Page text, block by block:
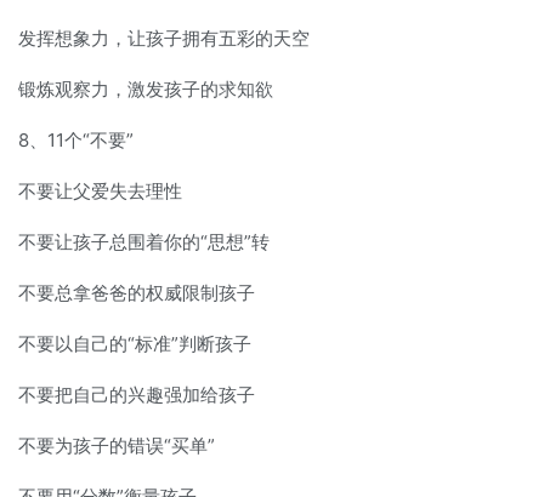
发挥想象力，让孩子拥有五彩的天空
锻炼观察力，激发孩子的求知欲
8、11个“不要”
不要让父爱失去理性
不要让孩子总围着你的“思想”转
不要总拿爸爸的权威限制孩子
不要以自己的“标准”判断孩子
不要把自己的兴趣强加给孩子
不要为孩子的错误“买单”